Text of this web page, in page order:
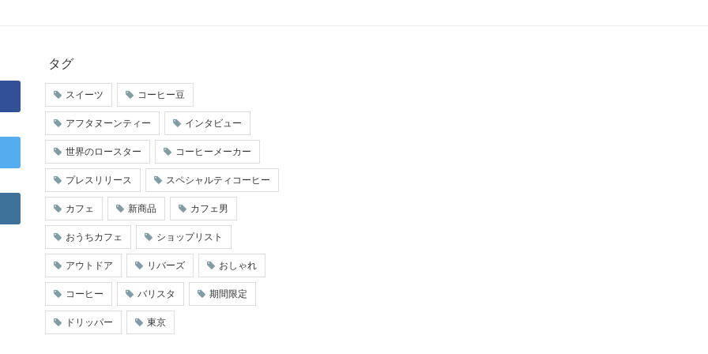
タグ
スイーツ コーヒー豆
アフタヌーンティー インタビュー
世界のロースター コーヒーメーカー
プレスリリース スペシャルティコーヒー
カフェ 新商品 カフェ男
おうちカフェ ショップリスト
アウトドア リバーズ おしゃれ
コーヒー バリスタ 期間限定
ドリッパー 東京